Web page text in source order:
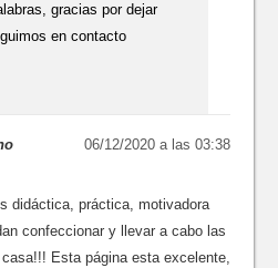
gracias por dejar
en contacto
06/12/2020 a las 03:38
didáctica, práctica, motivadora
confeccionar y llevar a cabo las
Esta página esta excelente,